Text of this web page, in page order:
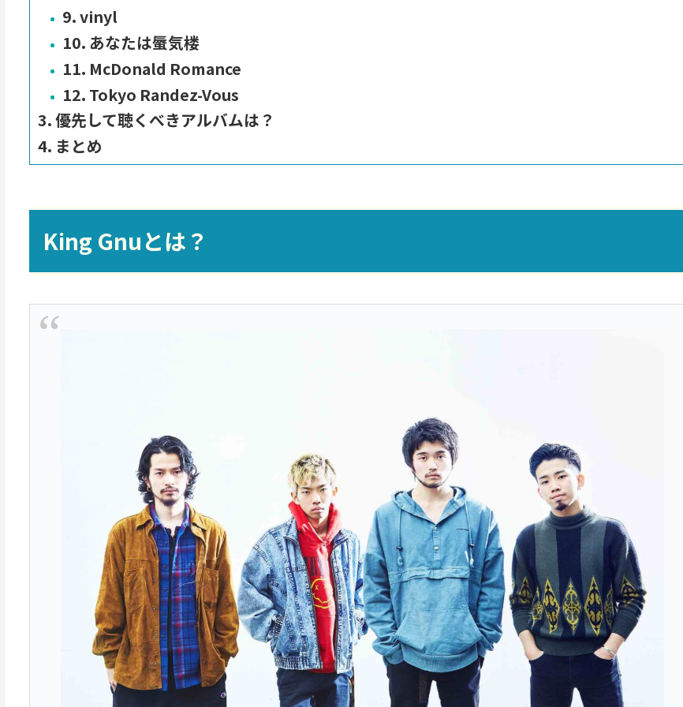
9. vinyl
10. あなたは蜃気楼
11. McDonald Romance
12. Tokyo Randez-Vous
優先して聴くべきアルバムは？
まとめ
King Gnuとは？